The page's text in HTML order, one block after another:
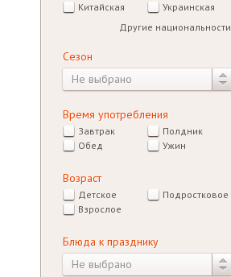
Китайская
Украинская
Другие национальности
Сезон
Не выбрано
Время употребления
Завтрак
Полдник
Обед
Ужин
Возраст
Детское
Подростковое
Взрослое
Блюда к празднику
Не выбрано